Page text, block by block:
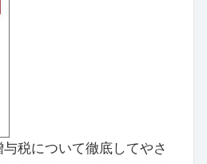
税について徹底してやさ